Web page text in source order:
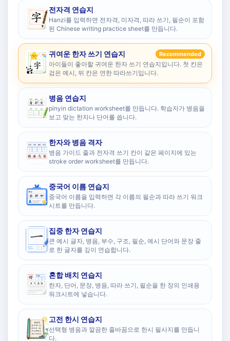
전자격 연습지
Hanzi를 입력하면 전자격, 미자격, 따라 쓰기, 필순이 포함
된 Chinese writing practice sheet를 만듭니다.
귀여운 한자 쓰기 연습지 Recommended
아이들이 좋아할 귀여운 한자 쓰기 연습지입니다. 첫 칸은
검은 예시, 뒤 칸은 연한 따라쓰기입니다.
병음 연습지
pinyin dictation worksheet를 만듭니다. 학습자가 병음을
보고 맞는 한자나 단어를 씁니다.
한자와 병음 격자
병음 가이드 줄과 전자격 쓰기 칸이 같은 페이지에 있는
stroke order worksheet를 만듭니다.
중국어 이름 연습지
중국어 이름을 입력하면 각 이름의 필순과 따라 쓰기 워크
시트를 만듭니다.
집중 한자 연습지
큰 예시 글자, 병음, 부수, 구조, 필순, 예시 단어와 문장 줄
로 한 글자를 깊이 연습합니다.
혼합 배치 연습지
한자, 단어, 문장, 병음, 따라 쓰기, 필순을 한 장의 인쇄용
워크시트에 넣습니다.
고전 한시 연습지
선택형 병음과 깔끔한 줄바꿈으로 한시 필사지를 만듭니
다.